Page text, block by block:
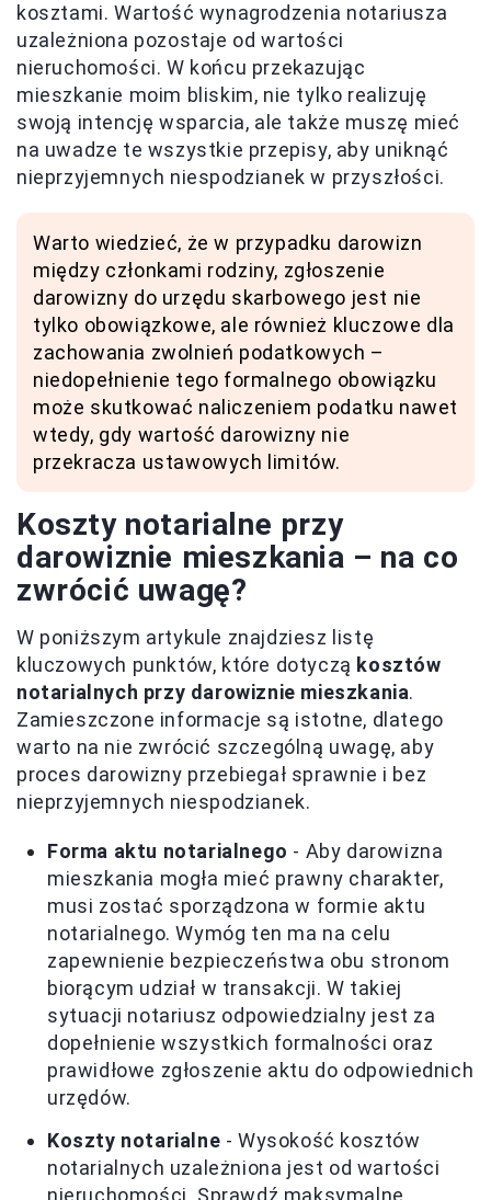
kosztami. Wartość wynagrodzenia notariusza
uzależniona pozostaje od wartości
nieruchomości. W końcu przekazując
mieszkanie moim bliskim, nie tylko realizuję
swoją intencję wsparcia, ale także muszę mieć
na uwadze te wszystkie przepisy, aby uniknąć
nieprzyjemnych niespodzianek w przyszłości.
Warto wiedzieć, że w przypadku darowizn
między członkami rodziny, zgłoszenie
darowizny do urzędu skarbowego jest nie
tylko obowiązkowe, ale również kluczowe dla
zachowania zwolnień podatkowych –
niedopełnienie tego formalnego obowiązku
może skutkować naliczeniem podatku nawet
wtedy, gdy wartość darowizny nie
przekracza ustawowych limitów.
Koszty notarialne przy
darowiznie mieszkania – na co
zwrócić uwagę?
W poniższym artykule znajdziesz listę
kluczowych punktów, które dotyczą kosztów
notarialnych przy darowiznie mieszkania.
Zamieszczone informacje są istotne, dlatego
warto na nie zwrócić szczególną uwagę, aby
proces darowizny przebiegał sprawnie i bez
nieprzyjemnych niespodzianek.
Forma aktu notarialnego - Aby darowizna
mieszkania mogła mieć prawny charakter,
musi zostać sporządzona w formie aktu
notarialnego. Wymóg ten ma na celu
zapewnienie bezpieczeństwa obu stronom
biorącym udział w transakcji. W takiej
sytuacji notariusz odpowiedzialny jest za
dopełnienie wszystkich formalności oraz
prawidłowe zgłoszenie aktu do odpowiednich
urzędów.
Koszty notarialne - Wysokość kosztów
notarialnych uzależniona jest od wartości
nieruchomości. Sprawdź maksymalne